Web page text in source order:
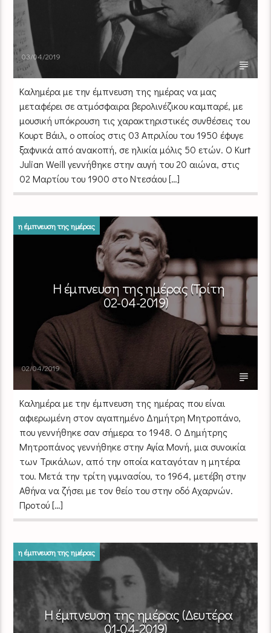
03/04/2019
Καλημέρα με την έμπνευση της ημέρας να μας
μεταφέρει σε ατμόσφαιρα βερολινέζικου καμπαρέ, με
μουσική υπόκρουση τις χαρακτηριστικές συνθέσεις του
Κουρτ Βάιλ, ο οποίος στις 03 Απριλίου του 1950 έφυγε
ξαφνικά από ανακοπή, σε ηλικία μόλις 50 ετών. Ο Kurt
Julian Weill γεννήθηκε στην αυγή του 20 αιώνα, στις
02 Μαρτίου του 1900 στο Ντεσάου […]
η έμπνευση της ημέρας
Η έμπνευση της ημέρας (Τρίτη
02-04-2019)
02/04/2019
Καλημέρα με την έμπνευση της ημέρας που είναι
αφιερωμένη στον αγαπημένο Δημήτρη Μητροπάνο,
που γεννήθηκε σαν σήμερα το 1948. Ο Δημήτρης
Μητροπάνος γεννήθηκε στην Αγία Mονή, μια συνοικία
των Τρικάλων, από την οποία καταγόταν η μητέρα
του. Μετά την τρίτη γυμνασίου, το 1964, μετέβη στην
Αθήνα να ζήσει με τον θείο του στην οδό Aχαρνών.
Προτού […]
η έμπνευση της ημέρας
Η έμπνευση της ημέρας (Δευτέρα
01-04-2019)